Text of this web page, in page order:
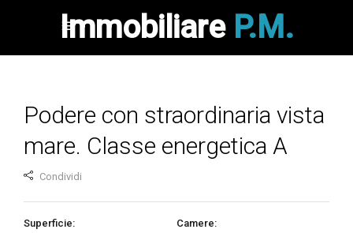
Immobiliare P.M.
Podere con straordinaria vista
mare. Classe energetica A
Condividi
Superficie:
Camere: